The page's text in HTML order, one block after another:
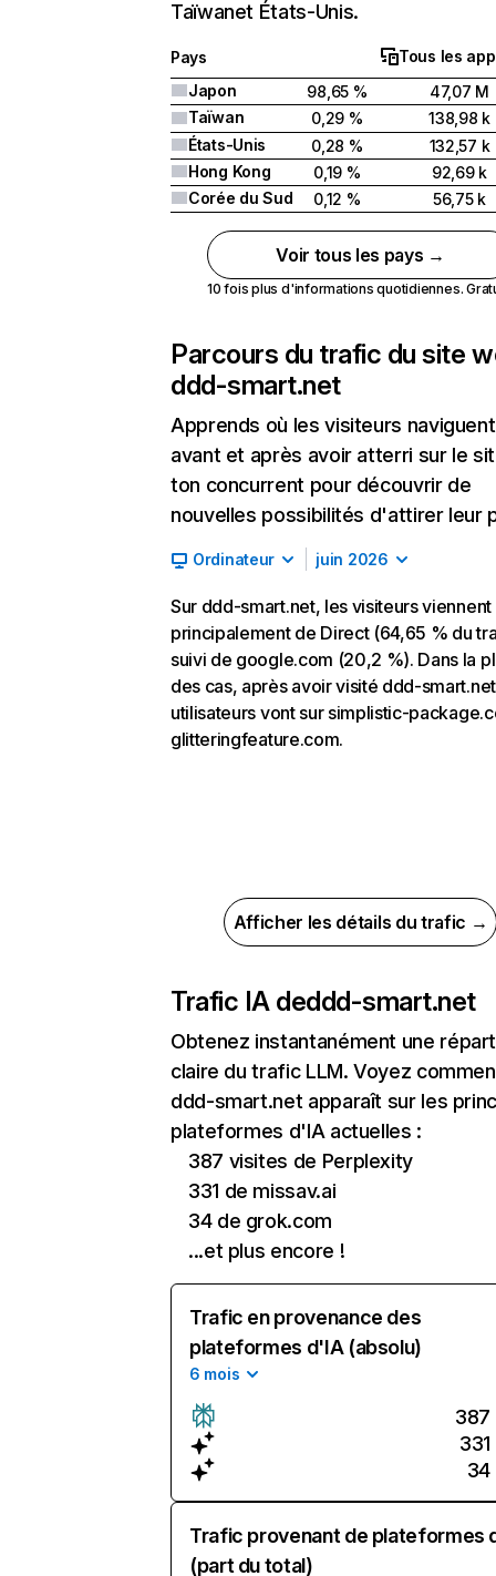
Taïwanet États-Unis.
Pays
Tous les
Japon
98,65 %
47,07 M
Taïwan
0,29 %
138,98 k
États-Unis
0,28 %
132,57 k
Hong Kong
0,19 %
92,69 k
Corée du Sud
0,12 % 56,75 k
Voir tous les pays →
10 fois plus d'informations quotidiennes.
Parcours du trafic du site
ddd-smart.net
Apprends où les visiteurs naviguent
avant et après avoir atterri sur le
ton concurrent pour découvrir de
nouvelles possibilités d'attirer leur
Ordinateur juin 2026
Sur ddd-smart.net, les visiteurs viennent
principalement de Direct (64,65 % du
suivi de google.com (20,2 %). Dans la
des cas, après avoir visité ddd-
utilisateurs vont sur simplistic-
glitteringfeature.com.
Afficher les détails du trafic →
Trafic IA deddd-smart.net
Obtenez instantanément une
claire du trafic LLM. Voyez
ddd-smart.net apparaît sur les
plateformes d'IA actuelles :
387 visites de Perplexity
331 de missav.ai
34 de grok.com
...et plus encore !
Trafic en provenance des
plateformes d'IA (absolu)
6 mois
387
331
34
Trafic provenant de plateformes
(part du total)